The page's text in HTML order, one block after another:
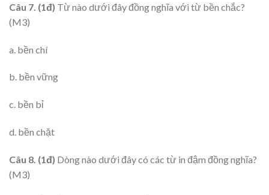
Câu 7. (1đ) Từ nào dưới đây đồng nghĩa với từ bền chắc?
(M3)
a. bền chí
b. bền vững
c. bền bỉ
d. bền chặt
Câu 8. (1đ) Dòng nào dưới đây có các từ in đậm đồng nghĩa?
(M3)